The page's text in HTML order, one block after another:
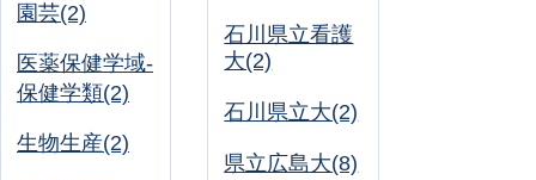
園芸(2)
医薬保健学域-
保健学類(2)
生物生産(2)
石川県立看護
大(2)
石川県立大(2)
県立広島大(8)